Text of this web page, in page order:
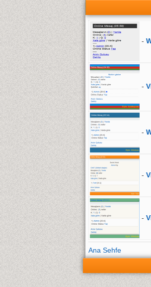
-
-
-
-
-
Ana Sehfe